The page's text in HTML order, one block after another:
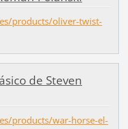
products/oliver-twist-
de Steven
products/war-horse-el-